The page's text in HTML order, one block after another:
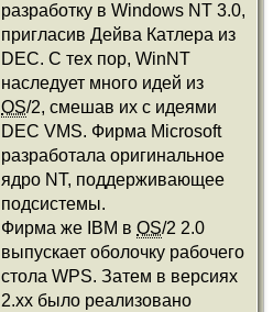
разработку в Windows NT 3.0,
пригласив Дейва Катлера из
DEC. С тех пор, WinNT
наследует много идей из
OS/2, смешав их с идеями
DEC VMS. Фирма Microsoft
разработала оригинальное
ядро NT, поддерживающее
подсистемы.
Фирма же IBM в OS/2 2.0
выпускает оболочку рабочего
стола WPS. Затем в версиях
2.xx было реализовано